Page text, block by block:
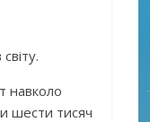
навколо
шести тисяч